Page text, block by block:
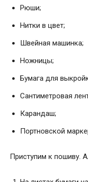
Рюши;
Нитки в цвет;
Швейная машинка;
Ножницы;
Бумага для
Сантиметровая
Карандаш;
Портновской
Приступим к пошиву.